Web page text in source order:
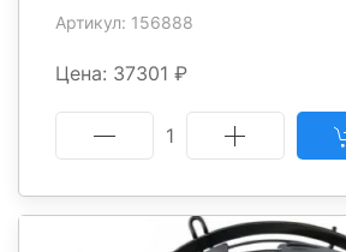
Артикул: 156888
Цена: 37301 ₽
1